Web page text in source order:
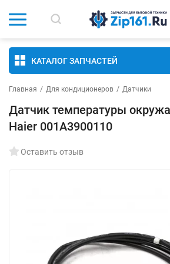
КАТАЛОГ ЗАПЧАСТЕЙ
Главная / Для кондиционеров / Датчики
Датчик температуры
Haier 001A3900110
Оставить отзыв